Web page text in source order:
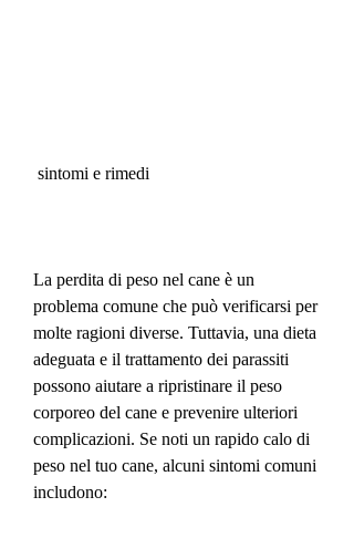
sintomi e rimedi
La perdita di peso nel cane è un
problema comune che può verificarsi per
molte ragioni diverse. Tuttavia, una dieta
adeguata e il trattamento dei parassiti
possono aiutare a ripristinare il peso
corporeo del cane e prevenire ulteriori
complicazioni. Se noti un rapido calo di
peso nel tuo cane, alcuni sintomi comuni
includono: